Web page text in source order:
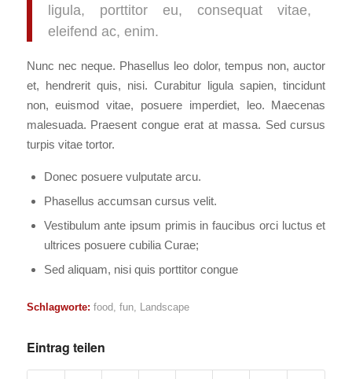
ligula, porttitor eu, consequat vitae,
eleifend ac, enim.
Nunc nec neque. Phasellus leo dolor, tempus non, auctor
et, hendrerit quis, nisi. Curabitur ligula sapien, tincidunt
non, euismod vitae, posuere imperdiet, leo. Maecenas
malesuada. Praesent congue erat at massa. Sed cursus
turpis vitae tortor.
Donec posuere vulputate arcu.
Phasellus accumsan cursus velit.
Vestibulum ante ipsum primis in faucibus orci luctus et
ultrices posuere cubilia Curae;
Sed aliquam, nisi quis porttitor congue
Schlagworte: food, fun, Landscape
Eintrag teilen